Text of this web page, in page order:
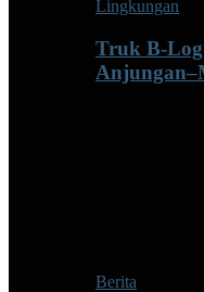
Lingkungan
Truk B-
Berita